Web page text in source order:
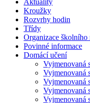
Kroužky
Rozvrhy hodin
Třídy
Organizace školního
Povinné informace
Domácí učení
Vyjmenovaná
Vyjmenovaná
Vyjmenovaná
Vyjmenovaná
Vyjmenovaná